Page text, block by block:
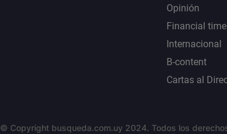
Opinión
Financial
Internacional
B-content
Cartas al
© Copyright busqueda.com.uy 2024. Todos los